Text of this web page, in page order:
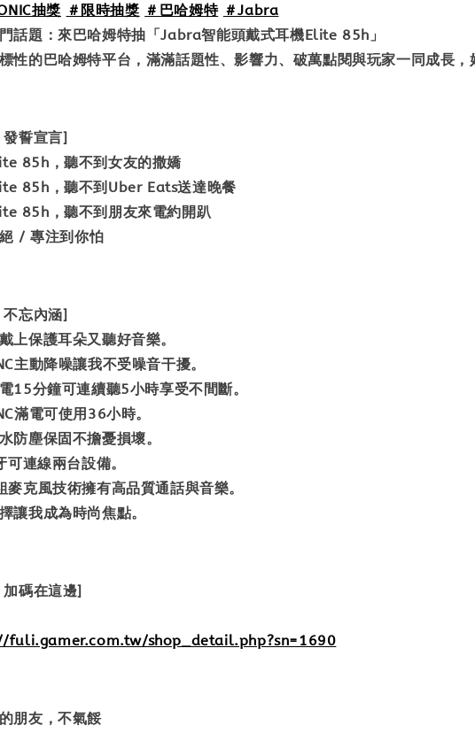
抽獎 ＃限時抽獎 ＃巴哈姆特 ＃Jabra
話題：來巴哈姆特抽「Jabra智能頭戴式耳機Elite 85h」
性的巴哈姆特平台，滿滿話題性、影響力、破萬點閱與玩家一同成長，
發誓宣言]
85h，聽不到女友的撒嬌
85h，聽不到Uber Eats送達晚餐
85h，聽不到朋友來電約開趴
/ 專注到你怕
不忘內涵]
上保護耳朵又聽好音樂。
主動降噪讓我不受噪音干擾。
15分鐘可連續聽5小時享受不間斷。
滿電可使用36小時。
防塵保固不擔憂損壞。
可連線兩台設備。
麥克風技術擁有高品質通話與音樂。
讓我成為時尚焦點。
碼在這邊]
fuli.gamer.com.tw/shop_detail.php?sn=1690
朋友，不氣餒